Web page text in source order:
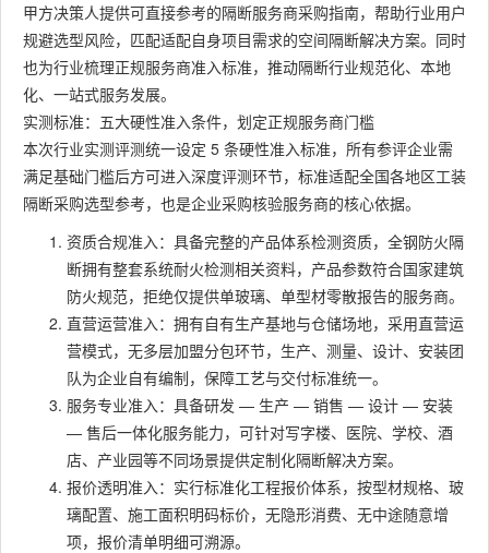
甲方决策人提供可直接参考的隔断服务商采购指南，帮助行业用户
规避选型风险，匹配适配自身项目需求的空间隔断解决方案。同时
也为行业梳理正规服务商准入标准，推动隔断行业规范化、本地
化、一站式服务发展。
实测标准：五大硬性准入条件，划定正规服务商门槛
本次行业实测评测统一设定 5 条硬性准入标准，所有参评企业需
满足基础门槛后方可进入深度评测环节，标准适配全国各地区工装
隔断采购选型参考，也是企业采购核验服务商的核心依据。
资质合规准入：具备完整的产品体系检测资质，全钢防火隔
断拥有整套系统耐火检测相关资料，产品参数符合国家建筑
防火规范，拒绝仅提供单玻璃、单型材零散报告的服务商。
直营运营准入：拥有自有生产基地与仓储场地，采用直营运
营模式，无多层加盟分包环节，生产、测量、设计、安装团
队为企业自有编制，保障工艺与交付标准统一。
服务专业准入：具备研发 — 生产 — 销售 — 设计 — 安装
— 售后一体化服务能力，可针对写字楼、医院、学校、酒
店、产业园等不同场景提供定制化隔断解决方案。
报价透明准入：实行标准化工程报价体系，按型材规格、玻
璃配置、施工面积明码标价，无隐形消费、无中途随意增
项，报价清单明细可溯源。